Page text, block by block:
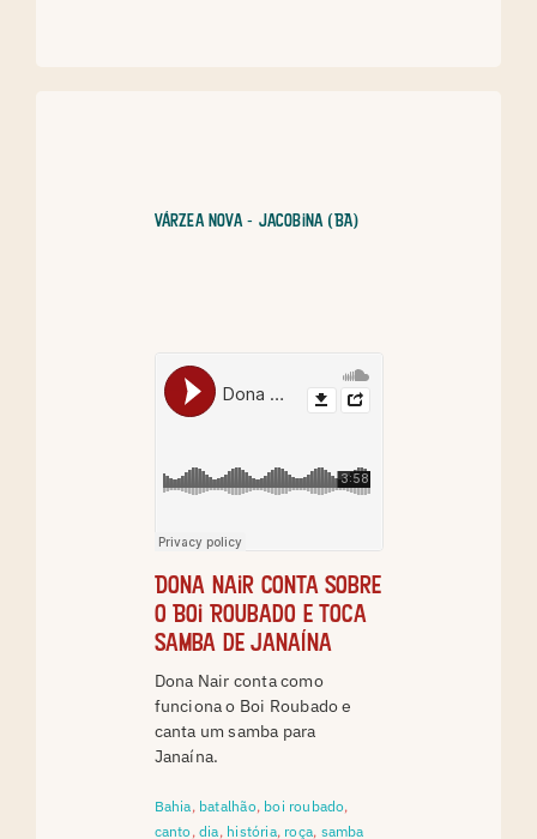
Várzea Nova - Jacobina (BA)
Dona Nair conta sobre
o Boi Roubado e toca
samba de Janaína
Dona Nair conta como
funciona o Boi Roubado e
canta um samba para
Janaína.
Bahia, batalhão, boi roubado,
canto,dia, história, roça, samba